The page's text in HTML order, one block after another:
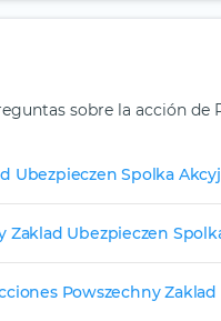
sobre la acción de
Ubezpieczen Spolka
Ubezpieczen
Powszechny